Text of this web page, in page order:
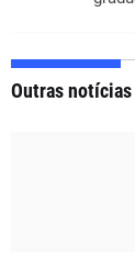
Outras notícias